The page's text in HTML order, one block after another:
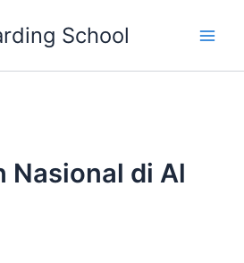
School
Nasional di Al